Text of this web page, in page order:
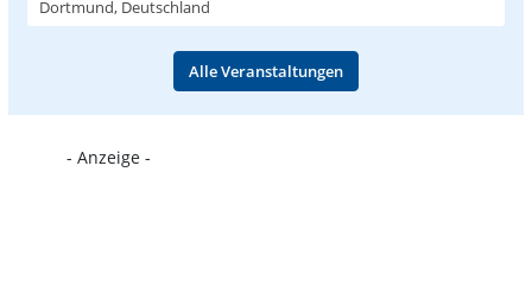
Dortmund, Deutschland
Alle Veranstaltungen
- Anzeige -